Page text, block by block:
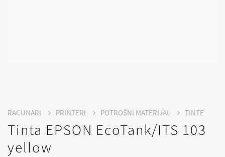
RACUNARI PRINTERI POTROŠNI MATERIJAL TINTE
Tinta EPSON EcoTank/ITS 103
yellow